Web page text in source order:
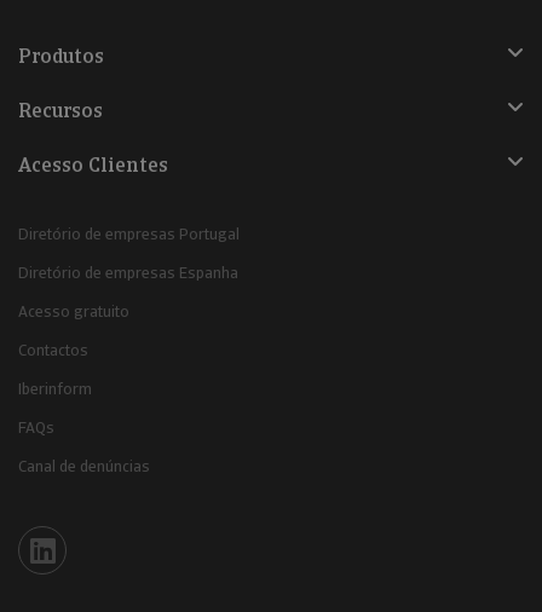
Produtos
Recursos
Acesso Clientes
Diretório de empresas Portugal
Diretório de empresas Espanha
Acesso gratuito
Contactos
Iberinform
FAQs
Canal de denúncias
Iberinform en Linkedin